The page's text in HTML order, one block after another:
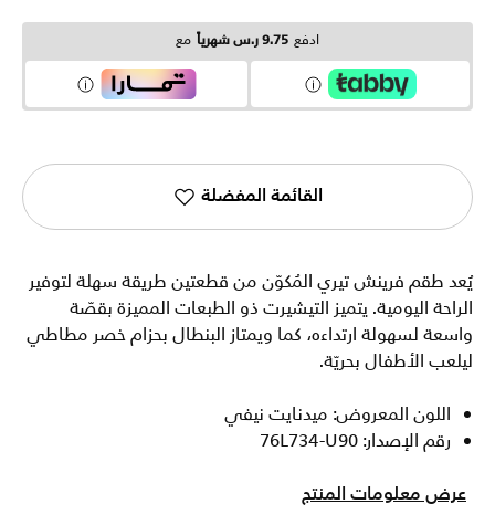
ادفع 9.75 ر.س شهرياً مع
القائمة المفضلة
يُعد طقم فرينش تيري المُكوّن من قطعتين طريقة سهلة لتوفير
الراحة اليومية. يتميز التيشيرت ذو الطبعات المميزة بقصّة
واسعة لسهولة ارتداءه، كما ويمتاز البنطال بحزام خصر مطاطي
ليلعب الأطفال بحريّة.
اللون المعروض: ميدنايت نيفي
رقم الإصدار: 76L734-U90
عرض معلومات المنتج